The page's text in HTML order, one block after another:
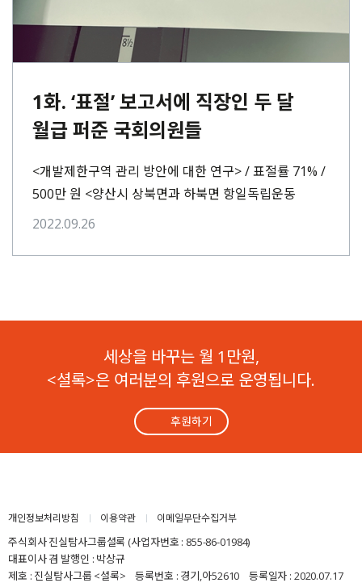
1화. ‘표절’ 보고서에 직장인 두 달
월급 퍼준 국회의원들
<개발제한구역 관리 방안에 대한 연구> / 표절률 71% /
500만 원 <양산시 상북면과 하북면 항일독립운동
스토리텔링 사업> / 표절률 63%⋯
2022.09.26
세상을 바꾸는 월 1만원,
<셜록>은 여러분의 후원으로 운영됩니다.
후원하기
개인정보처리방침 이용약관 이메일무단수집거부
주식회사 진실탐사그룹셜록 (사업자번호 : 855-86-01984)
대표이사 겸 발행인 : 박상규
제호 : 진실탐사그룹 <셜록> 등록번호 : 경기,아52610 등록일자 : 2020.07.17